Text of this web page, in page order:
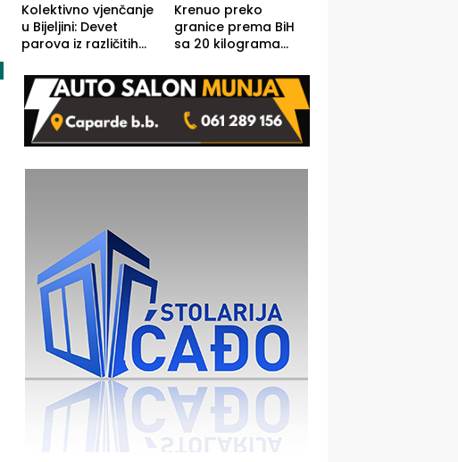
Kolektivno vjenčanje
u Bijeljini: Devet
parova iz različitih
izgovorilo
sudbonosno da
Krenuo preko
granice prema BiH
sa 20 kilograma
u automobilu